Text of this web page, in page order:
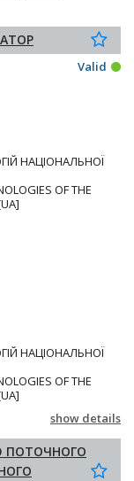
Valid
НАЦІОНАЛЬНОЇ
OF THE
НАЦІОНАЛЬНОЇ
OF THE
show details
ПОТОЧНОГО